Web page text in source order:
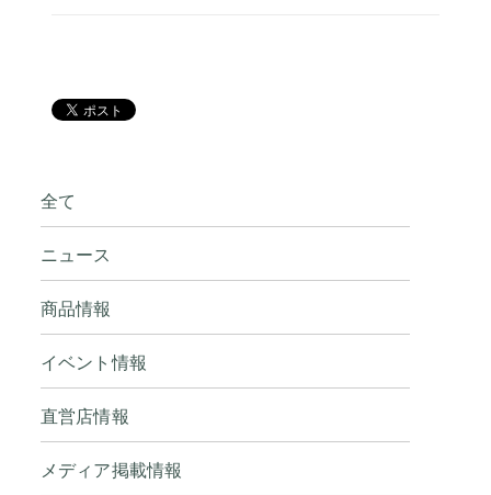
全て
ニュース
商品情報
イベント情報
直営店情報
メディア掲載情報